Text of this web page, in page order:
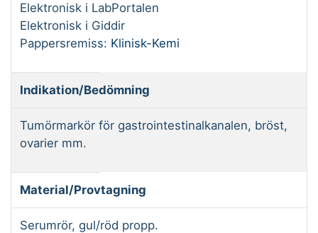
Elektronisk i LabPortalen
Elektronisk i Giddir
Pappersremiss: Klinisk-Kemi
Indikation/Bedömning
Tumörmarkör för gastrointestinalkanalen, bröst,
ovarier mm.
Material/Provtagning
Serumrör, gul/röd propp.